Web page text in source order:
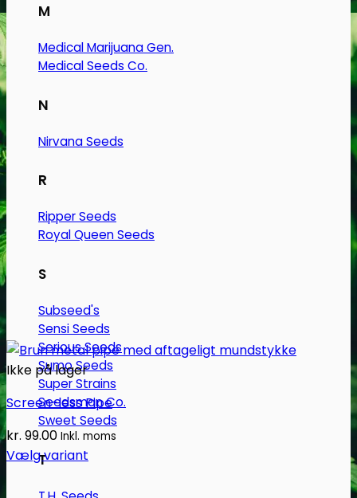
M
Medical Marijuana Gen.
Medical Seeds Co.
N
Nirvana Seeds
R
Ripper Seeds
Royal Queen Seeds
S
Subseed's
Sensi Seeds
Serious Seeds
Sumo Seeds
Super Strains
Seedsman Co.
Sweet Seeds
T
har
flere
varianter.
Mulighederne
på
varesiden
Ikke på lager
Screen-less Pipe
kr. 99.00 Inkl. moms
Vælg variant